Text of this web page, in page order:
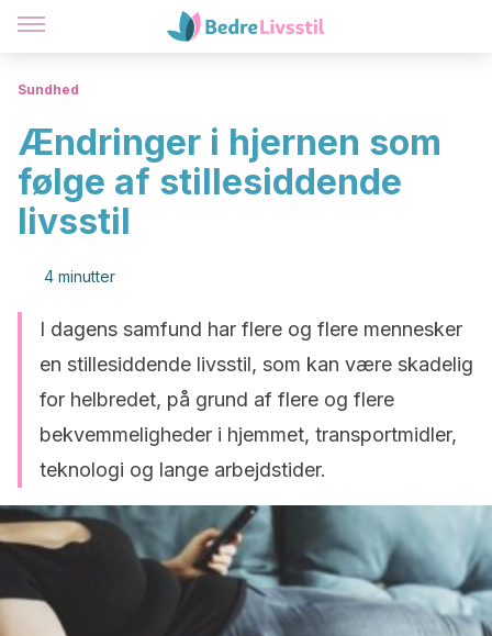
Sundhed
Ændringer i hjernen som
følge af stillesiddende
livsstil
4 minutter
I dagens samfund har flere og flere mennesker
en stillesiddende livsstil, som kan være skadelig
for helbredet, på grund af flere og flere
bekvemmeligheder i hjemmet, transportmidler,
teknologi og lange arbejdstider.